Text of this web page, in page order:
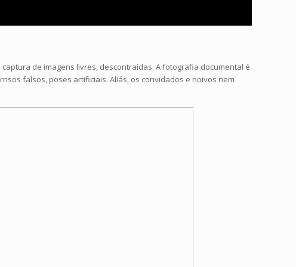
de imagens livres, descontraídas. A fotografia documental é
falsos, poses artificiais. Aliás, os convidados e noivos nem